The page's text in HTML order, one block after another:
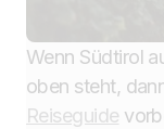
Wenn Südtirol
oben steht,
Reiseguide